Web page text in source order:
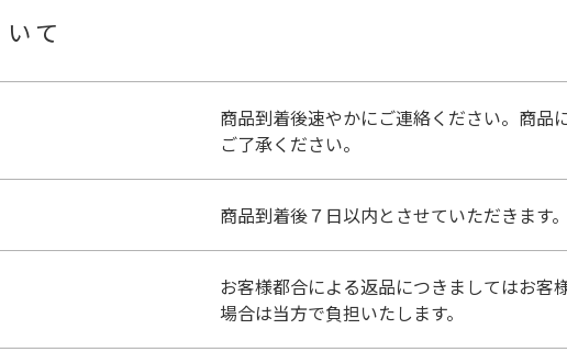
て
商品到着後速やかにご連絡ください。商品
ご了承ください。
商品到着後７日以内とさせていただきます。
お客様都合による返品につきましてはお客
場合は当方で負担いたします。